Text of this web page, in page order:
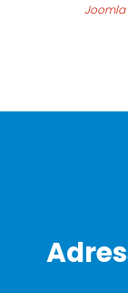
Joomla